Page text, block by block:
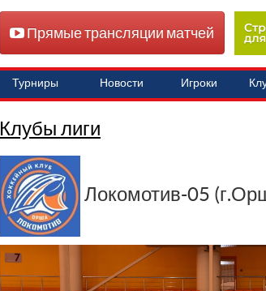
Прямые трансляции матчей
Турниры Новости Игроки
Клубы лиги
Локомотив-05